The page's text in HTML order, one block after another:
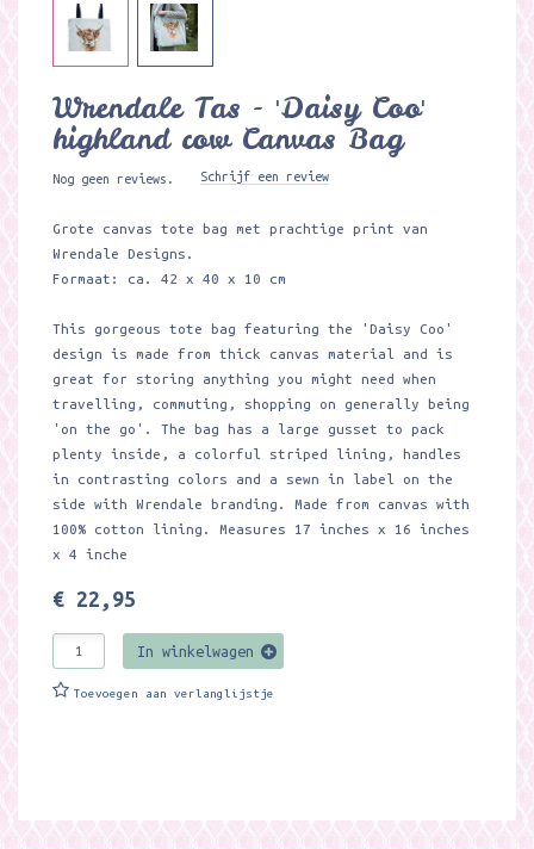
Wrendale Tas - 'Daisy Coo'
highland cow Canvas Bag
Nog geen reviews. Schrijf een review
Grote canvas tote bag met prachtige print van
Wrendale Designs.
Formaat: ca. 42 x 40 x 10 cm
This gorgeous tote bag featuring the 'Daisy Coo'
design is made from thick canvas material and is
great for storing anything you might need when
travelling, commuting, shopping on generally being
'on the go'. The bag has a large gusset to pack
plenty inside, a colorful striped lining, handles
in contrasting colors and a sewn in label on the
side with Wrendale branding. Made from canvas with
100% cotton lining. Measures 17 inches x 16 inches
x 4 inche
€ 22,95
In winkelwagen
Toevoegen aan verlanglijstje